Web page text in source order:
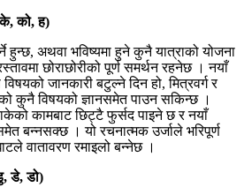
को, ह)
हुन्छ, अथवा भविष्यमा हुने कुनै यात्राको योजना
छोराछोरीको पूर्ण समर्थन रहनेछ । नयाँ
जानकारी बटुल्ने दिन हो, मित्रवर्ग र
कुनै विषयको ज्ञानसमेत पाउन सकिन्छ ।
कामबाट छिट्टै फुर्सद पाइने छ र नयाँ
बन्नसक्छ । यो रचनात्मक उर्जाले भरिपूर्ण
वातावरण रमाइलो बन्नेछ ।
डे, डो)